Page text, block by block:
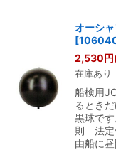
オーシ
[
2,530円
在庫あり
船検用
るとき
黒球で
則 法定
由船に